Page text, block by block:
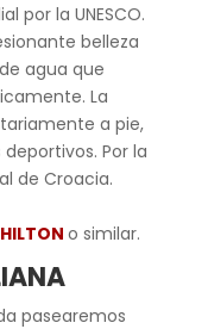
por la UNESCO.
belleza
agua que
La
a pie,
Por la
de Croacia.
o similar.
pasearemos